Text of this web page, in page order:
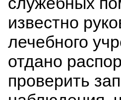
известно
лечебного
отдано
проверить